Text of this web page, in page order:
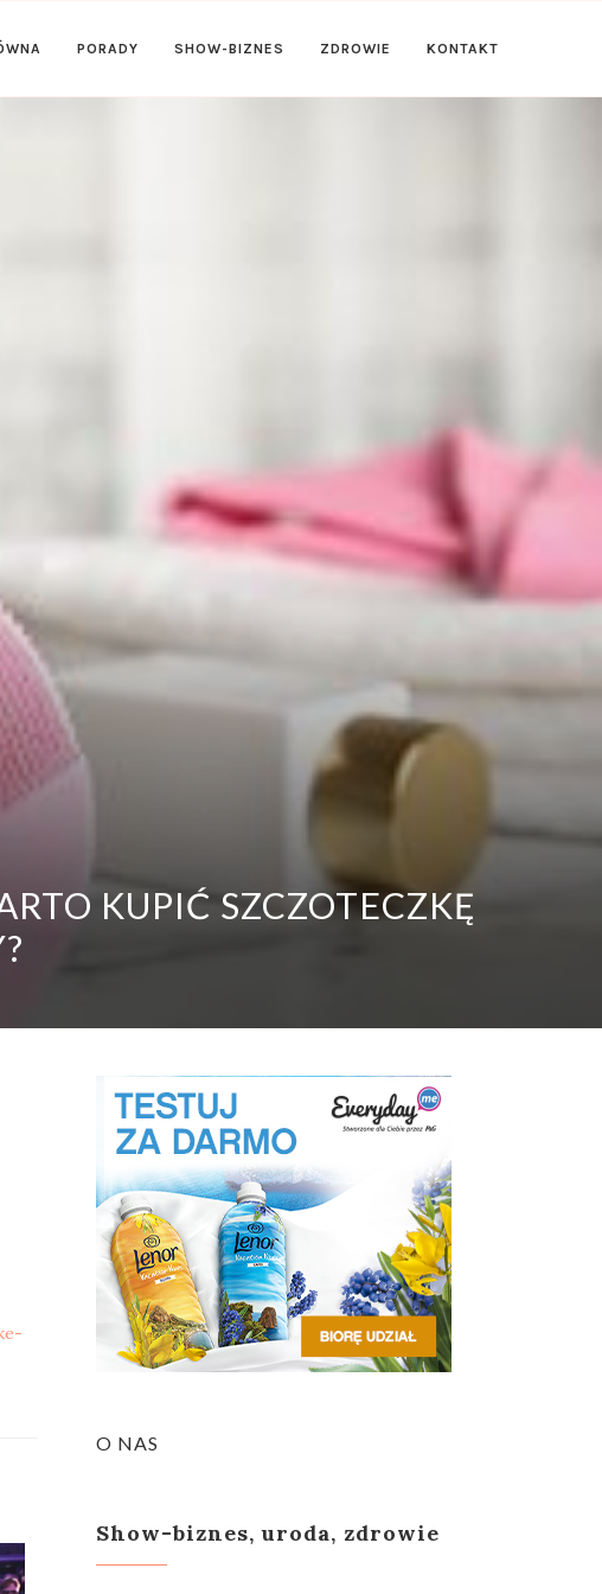
PORADY SHOW-BIZNES ZDROWIE KONTAKT
KUPIĆ SZCZOTECZKĘ
O NAS
Show-biznes, uroda, zdrowie